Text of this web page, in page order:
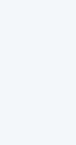
Heißt das
Moment einmal:
Geister. Für die
schlafen zu
die anderen liegt